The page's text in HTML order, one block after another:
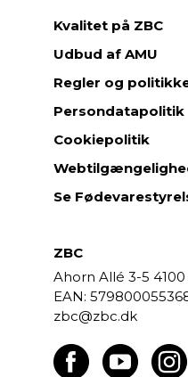
Kvalitet på ZBC
Udbud af AMU
Regler og
Persondatapolitik
Cookiepolitik
Se
ZBC
Ahorn Allé 3-5
EAN:
zbc@zbc.dk